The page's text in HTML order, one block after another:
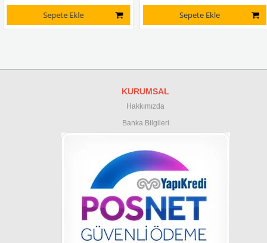
Sepete Ekle
Sepete Ekle
KURUMSAL
Hakkımızda
Banka Bilgileri